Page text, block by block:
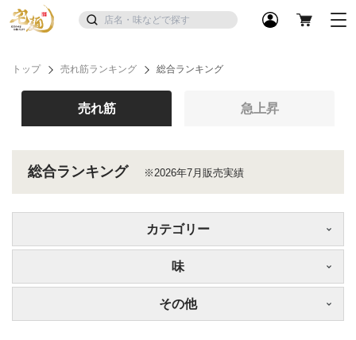
トップ 売れ筋ランキング 総合ランキング
売れ筋 急上昇
総合ランキング ※2026年7月販売実績
カテゴリー
味
その他